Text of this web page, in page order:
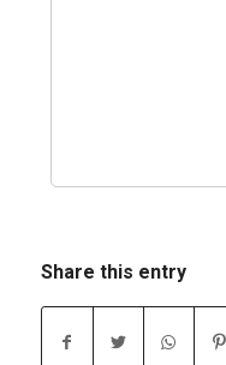
Share this entry